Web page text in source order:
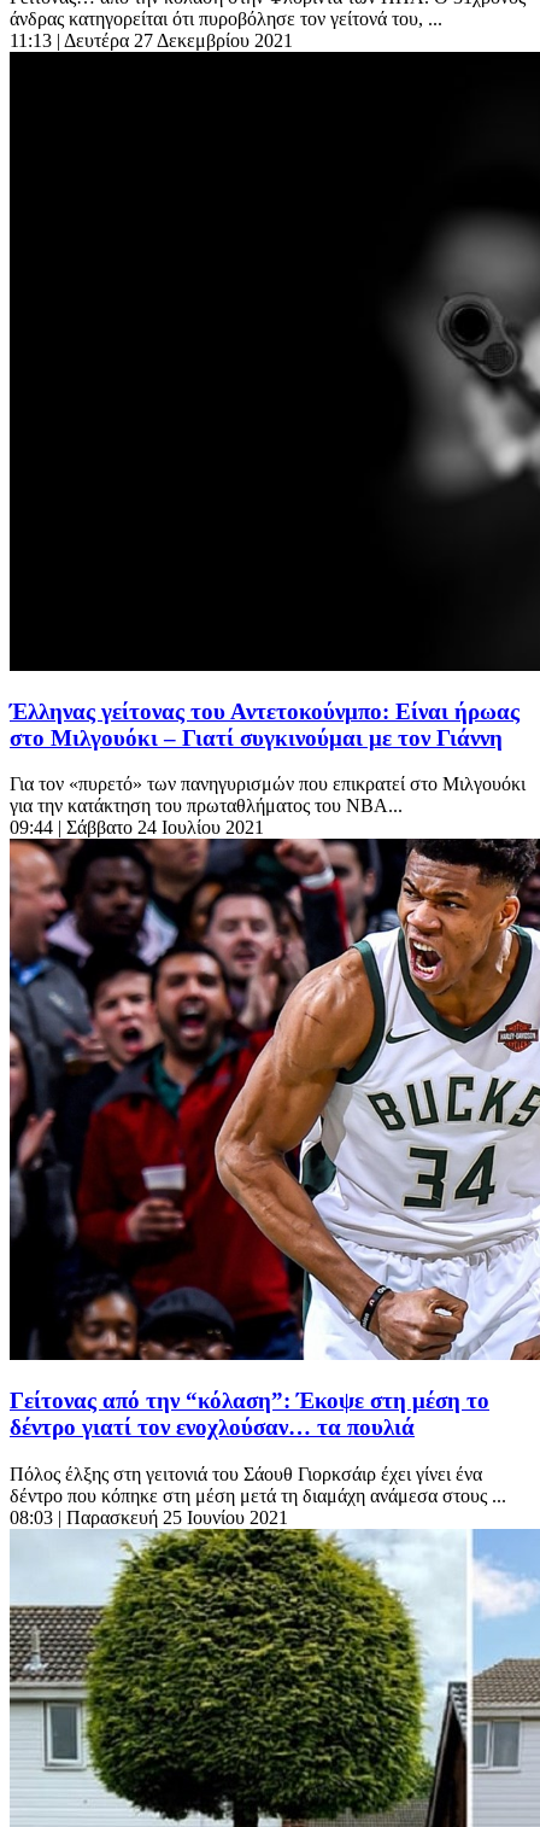
άνδρας κατηγορείται ότι πυροβόλησε τον γείτονά του, ...
11:13 | Δευτέρα 27 Δεκεμβρίου 2021
Έλληνας γείτονας του Αντετοκούνμπο: Είναι ήρωας
στο Μιλγουόκι – Γιατί συγκινούμαι με τον Γιάννη
Για τον «πυρετό» των πανηγυρισμών που επικρατεί στο Μιλγουόκι
για την κατάκτηση του πρωταθλήματος του NBA...
09:44 | Σάββατο 24 Ιουλίου 2021
Γείτονας από την “κόλαση”: Έκοψε στη μέση το
δέντρο γιατί τον ενοχλούσαν… τα πουλιά
Πόλος έλξης στη γειτονιά του Σάουθ Γιορκσάιρ έχει γίνει ένα
δέντρο που κόπηκε στη μέση μετά τη διαμάχη ανάμεσα στους ...
08:03 | Παρασκευή 25 Ιουνίου 2021